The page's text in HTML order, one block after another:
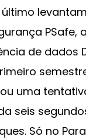
PSafe,
de dados
uma
seis
Só no